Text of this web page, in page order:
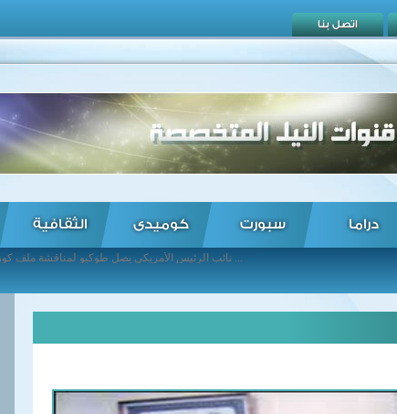
اتصل بنا
دراما سبورت كوميدى الثقافية